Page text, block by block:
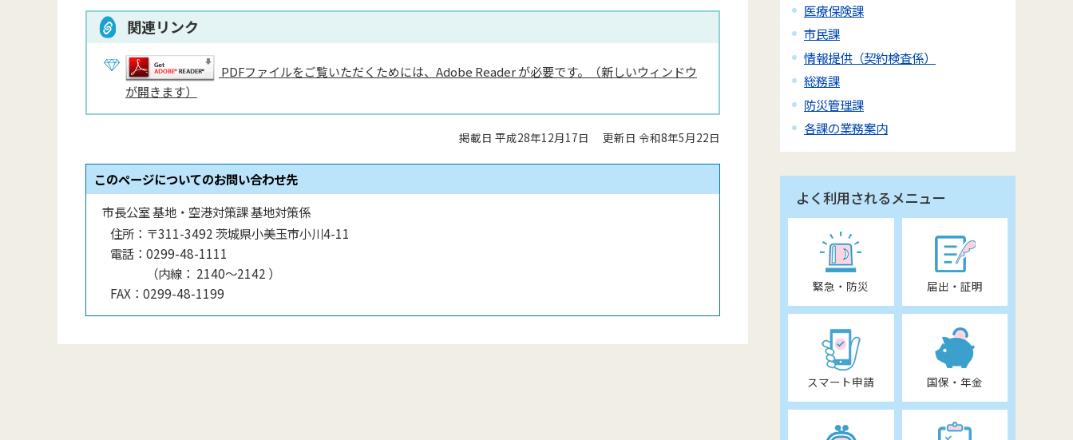
関連リンク
PDFファイルをご覧いただくためには、Adobe Reader が必要です。（新しいウィンドウ
が開きます）
掲載日 平成28年12月17日 更新日 令和8年5月22日
このページについてのお問い合わせ先
市長公室 基地・空港対策課 基地対策係
住所： 〒311-3492 茨城県小美玉市小川4-11
電話： 0299-48-1111
（内線 ： 2140〜2142 ）
FAX： 0299-48-1199
医療保険課
市民課
情報提供（契約検査係）
総務課
防災管理課
各課の業務案内
よく利用されるメニュー
緊急・防災 届出・証明
スマート申請 国保・年金